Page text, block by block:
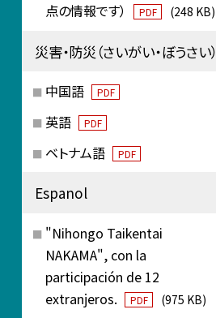
点の情報です）
PDF (248 KB)
災害・防災（さいがい・ぼうさい）
中国語 PDF
英語 PDF
ベトナム語 PDF
Espanol
"Nihongo Taikentai
NAKAMA", con la
participación de 12
extranjeros.
PDF (975 KB)